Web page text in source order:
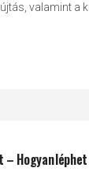
valamint a
– Hogyan